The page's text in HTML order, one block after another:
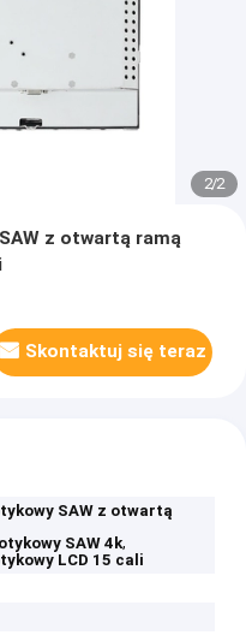
2/2
z otwartą ramą
Skontaktuj się teraz
SAW z otwartą
SAW 4k,
LCD 15 cali